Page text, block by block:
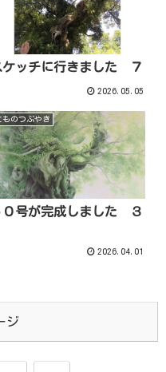
ケッチに行きました ７
2026.05.05
ものつぶやき
０号が完成しました ３
2026.04.01
ジ